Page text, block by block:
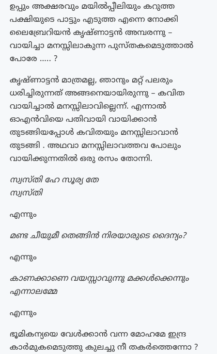
ഉപ്പും അക്ഷരവും മയിൽപ്പീലിയും കറുത്ത
പക്ഷിയുടെ പാട്ടും എടുത്ത എന്നെ നോക്കി
ലൈബ്രേറിയൻ കൃഷ്ണാട്ടൻ അമ്പരന്നു –
വായിച്ചാ മനസ്സിലാകുന്ന പുസ്തകമെടുത്താൽ
പോരേ ….. ?
കൃഷ്ണാട്ടൻ മാത്രമല്ല, ഞാനും മറ്റ് പലരും
ധരിച്ചിരുന്നത് അങ്ങനെയായിരുന്നു – കവിത
വായിച്ചാൽ മനസ്സിലാവില്ലെന്ന്. എന്നാൽ
ഓഎൻവിയെ പതിവായി വായിക്കാൻ
തുടങ്ങിയപ്പോൾ കവിതയും മനസ്സിലാവാൻ
തുടങ്ങി . അഥവാ മനസ്സിലാവത്തവ പോലും
വായിക്കുന്നതിൽ ഒരു രസം തോന്നി.
സ്വസ്തി ഹേ സൂര്യ തേ
സ്വസ്തി
എന്നും
മണ്ട ചീയുമീ തെങ്ങിൻ നിരയാരുടെ ദൈന്യം?
എന്നും
കാണക്കാണെ വയസ്സാവുന്നു മക്കൾക്കെന്നും
എന്നാലമ്മേ
എന്നും
ഭൂമികന്യയെ വേൾക്കാൻ വന്ന മോഹമേ ഇന്ദ്ര
കാർമുകമെടുത്തു കുലച്ചു നീ തകർത്തെന്നോ ?